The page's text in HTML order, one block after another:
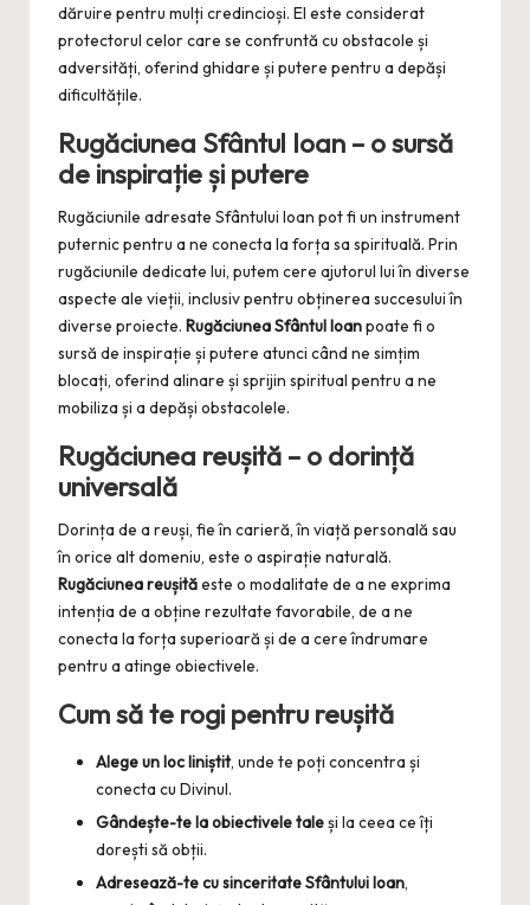
dăruire pentru mulți credincioși. El este considerat
protectorul celor care se confruntă cu obstacole și
adversități, oferind ghidare și putere pentru a depăși
dificultățile.
Rugăciunea Sfântul Ioan – o sursă
de inspirație și putere
Rugăciunile adresate Sfântului Ioan pot fi un instrument
puternic pentru a ne conecta la forța sa spirituală. Prin
rugăciunile dedicate lui, putem cere ajutorul lui în diverse
aspecte ale vieții, inclusiv pentru obținerea succesului în
diverse proiecte. Rugăciunea Sfântul Ioanpoate fi o
sursă de inspirație și putere atunci când ne simțim
blocați, oferind alinare și sprijin spiritual pentru a ne
mobiliza și a depăși obstacolele.
Rugăciunea reușită – o dorință
universală
Dorința de a reuși, fie în carieră, în viață personală sau
în orice alt domeniu, este o aspirație naturală.
Rugăciunea reușităeste o modalitate de a ne exprima
intenția de a obține rezultate favorabile, de a ne
conecta la forța superioară și de a cere îndrumare
pentru a atinge obiectivele.
Cum să te rogi pentru reușită
Alege un loc liniștit, unde te poți concentra și
conecta cu Divinul.
Gândește-te la obiectivele taleși la ceea ce îți
dorești să obții.
Adresează-te cu sinceritate Sfântului Ioan,